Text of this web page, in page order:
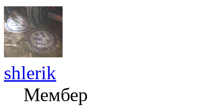
shlerik
Мембер